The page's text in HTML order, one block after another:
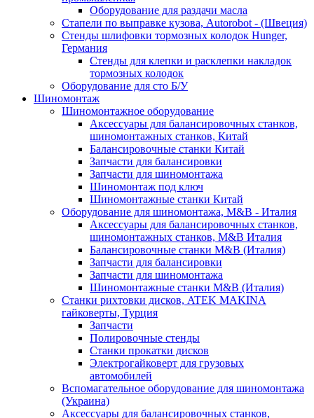
Оборудование для раздачи масла
Стапели по выправке кузова, Autorobot - (Швеция)
Стенды шлифовки тормозных колодок Hunger,
Германия
Стенды для клепки и расклепки накладок
тормозных колодок
Оборудование для сто Б/У
Шиномонтаж
Шиномонтажное оборудование
Аксессуары для балансировочных станков,
шиномонтажных станков, Китай
Балансировочные станки Китай
Запчасти для балансировки
Запчасти для шиномонтажа
Шиномонтаж под ключ
Шиномонтажные станки Китай
Оборудование для шиномонтажа, M&B - Италия
Аксессуары для балансировочных станков,
шиномонтажных станков, M&B Италия
Балансировочные станки M&B (Италия)
Запчасти для балансировки
Запчасти для шиномонтажа
Шиномонтажные станки M&B (Италия)
Станки рихтовки дисков, ATEK MAKINA
гайковерты, Турция
Запчасти
Полировочные стенды
Станки прокатки дисков
Электрогайковерт для грузовых
автомобилей
Вспомагательное оборудование для шиномонтажа
(Украина)
Аксессуары для балансировочных станков,